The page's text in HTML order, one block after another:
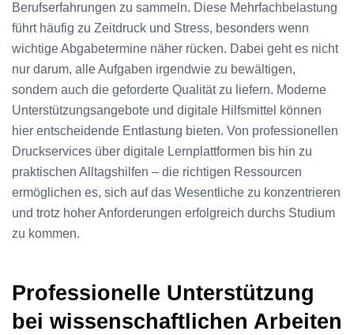
Berufserfahrungen zu sammeln. Diese Mehrfachbelastung
führt häufig zu Zeitdruck und Stress, besonders wenn
wichtige Abgabetermine näher rücken. Dabei geht es nicht
nur darum, alle Aufgaben irgendwie zu bewältigen,
sondern auch die geforderte Qualität zu liefern. Moderne
Unterstützungsangebote und digitale Hilfsmittel können
hier entscheidende Entlastung bieten. Von professionellen
Druckservices über digitale Lernplattformen bis hin zu
praktischen Alltagshilfen – die richtigen Ressourcen
ermöglichen es, sich auf das Wesentliche zu konzentrieren
und trotz hoher Anforderungen erfolgreich durchs Studium
zu kommen.
Professionelle Unterstützung
bei wissenschaftlichen Arbeiten